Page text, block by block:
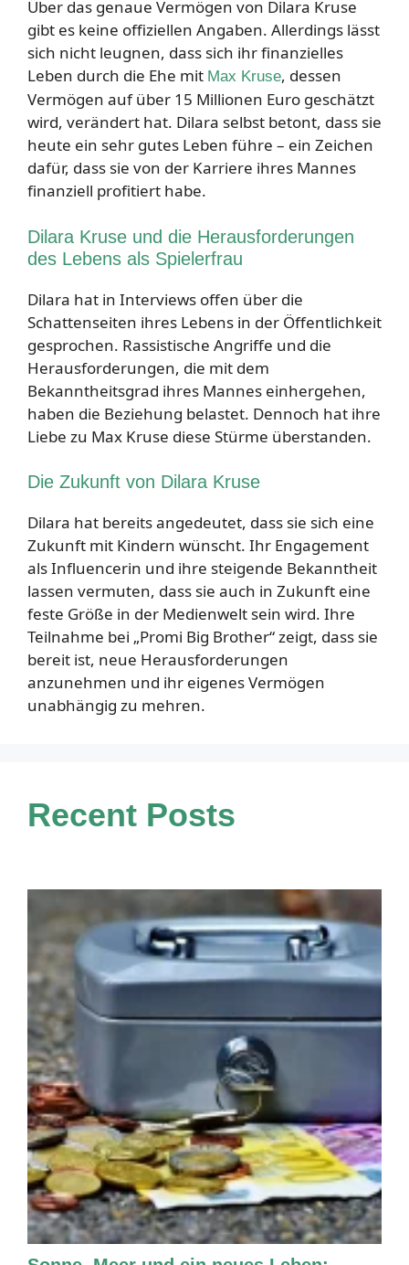
Über das genaue Vermögen von Dilara Kruse
gibt es keine offiziellen Angaben. Allerdings lässt
sich nicht leugnen, dass sich ihr finanzielles
Leben durch die Ehe mit Max Kruse, dessen
Vermögen auf über 15 Millionen Euro geschätzt
wird, verändert hat. Dilara selbst betont, dass sie
heute ein sehr gutes Leben führe – ein Zeichen
dafür, dass sie von der Karriere ihres Mannes
finanziell profitiert habe.
Dilara Kruse und die Herausforderungen
des Lebens als Spielerfrau
Dilara hat in Interviews offen über die
Schattenseiten ihres Lebens in der Öffentlichkeit
gesprochen. Rassistische Angriffe und die
Herausforderungen, die mit dem
Bekanntheitsgrad ihres Mannes einhergehen,
haben die Beziehung belastet. Dennoch hat ihre
Liebe zu Max Kruse diese Stürme überstanden.
Die Zukunft von Dilara Kruse
Dilara hat bereits angedeutet, dass sie sich eine
Zukunft mit Kindern wünscht. Ihr Engagement
als Influencerin und ihre steigende Bekanntheit
lassen vermuten, dass sie auch in Zukunft eine
feste Größe in der Medienwelt sein wird. Ihre
Teilnahme bei „Promi Big Brother“ zeigt, dass sie
bereit ist, neue Herausforderungen
anzunehmen und ihr eigenes Vermögen
unabhängig zu mehren.
Recent Posts